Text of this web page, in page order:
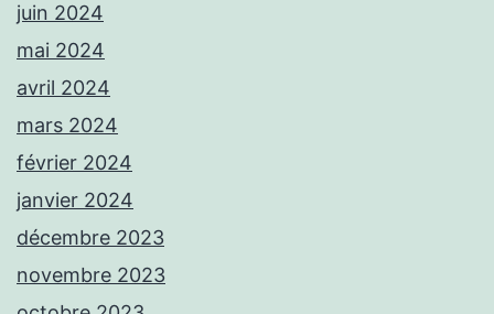
juin 2024
mai 2024
avril 2024
mars 2024
février 2024
janvier 2024
décembre 2023
novembre 2023